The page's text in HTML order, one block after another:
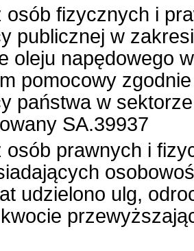
osób fizycznych i
publicznej w
oleju napędowego
pomocowy
państwa w
SA.39937
osób prawnych i
udzielono ulg,